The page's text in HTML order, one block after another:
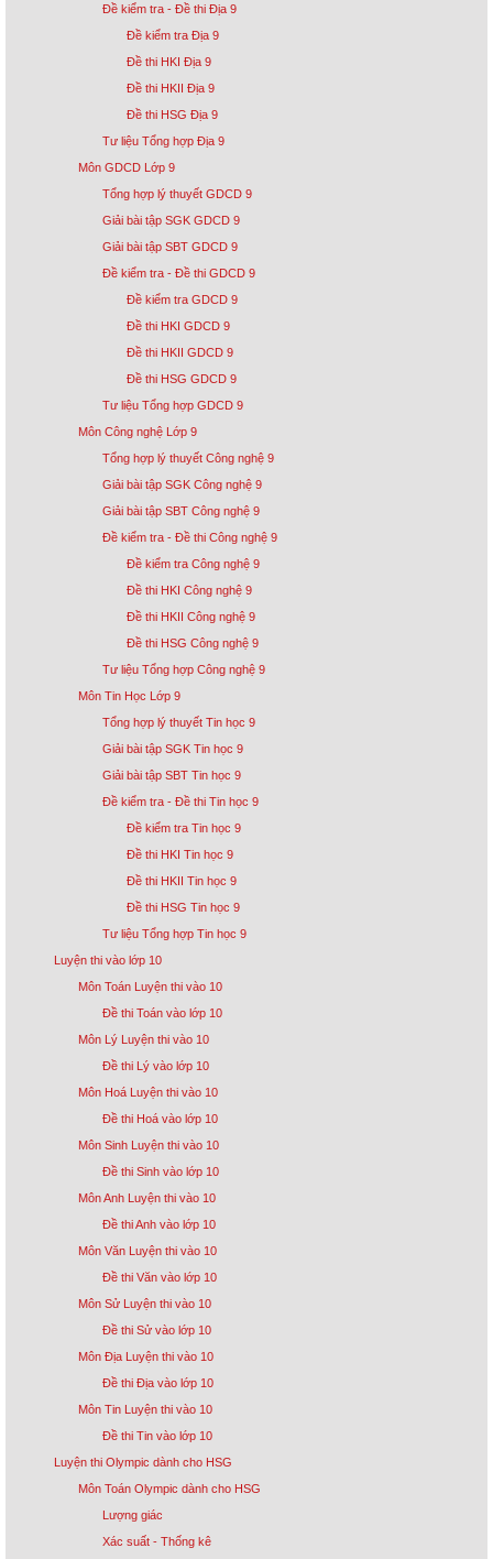
Đề kiểm tra - Đề thi Địa 9
Đề kiểm tra Địa 9
Đề thi HKI Địa 9
Đề thi HKII Địa 9
Đề thi HSG Địa 9
Tư liệu Tổng hợp Địa 9
Môn GDCD Lớp 9
Tổng hợp lý thuyết GDCD 9
Giải bài tập SGK GDCD 9
Giải bài tập SBT GDCD 9
Đề kiểm tra - Đề thi GDCD 9
Đề kiểm tra GDCD 9
Đề thi HKI GDCD 9
Đề thi HKII GDCD 9
Đề thi HSG GDCD 9
Tư liệu Tổng hợp GDCD 9
Môn Công nghệ Lớp 9
Tổng hợp lý thuyết Công nghệ 9
Giải bài tập SGK Công nghệ 9
Giải bài tập SBT Công nghệ 9
Đề kiểm tra - Đề thi Công nghệ 9
Đề kiểm tra Công nghệ 9
Đề thi HKI Công nghệ 9
Đề thi HKII Công nghệ 9
Đề thi HSG Công nghệ 9
Tư liệu Tổng hợp Công nghệ 9
Môn Tin Học Lớp 9
Tổng hợp lý thuyết Tin học 9
Giải bài tập SGK Tin học 9
Giải bài tập SBT Tin học 9
Đề kiểm tra - Đề thi Tin học 9
Đề kiểm tra Tin học 9
Đề thi HKI Tin học 9
Đề thi HKII Tin học 9
Đề thi HSG Tin học 9
Tư liệu Tổng hợp Tin học 9
Luyện thi vào lớp 10
Môn Toán Luyện thi vào 10
Đề thi Toán vào lớp 10
Môn Lý Luyện thi vào 10
Đề thi Lý vào lớp 10
Môn Hoá Luyện thi vào 10
Đề thi Hoá vào lớp 10
Môn Sinh Luyện thi vào 10
Đề thi Sinh vào lớp 10
Môn Anh Luyện thi vào 10
Đề thi Anh vào lớp 10
Môn Văn Luyện thi vào 10
Đề thi Văn vào lớp 10
Môn Sử Luyện thi vào 10
Đề thi Sử vào lớp 10
Môn Địa Luyện thi vào 10
Đề thi Địa vào lớp 10
Môn Tin Luyện thi vào 10
Đề thi Tin vào lớp 10
Luyện thi Olympic dành cho HSG
Môn Toán Olympic dành cho HSG
Lượng giác
Xác suất - Thống kê